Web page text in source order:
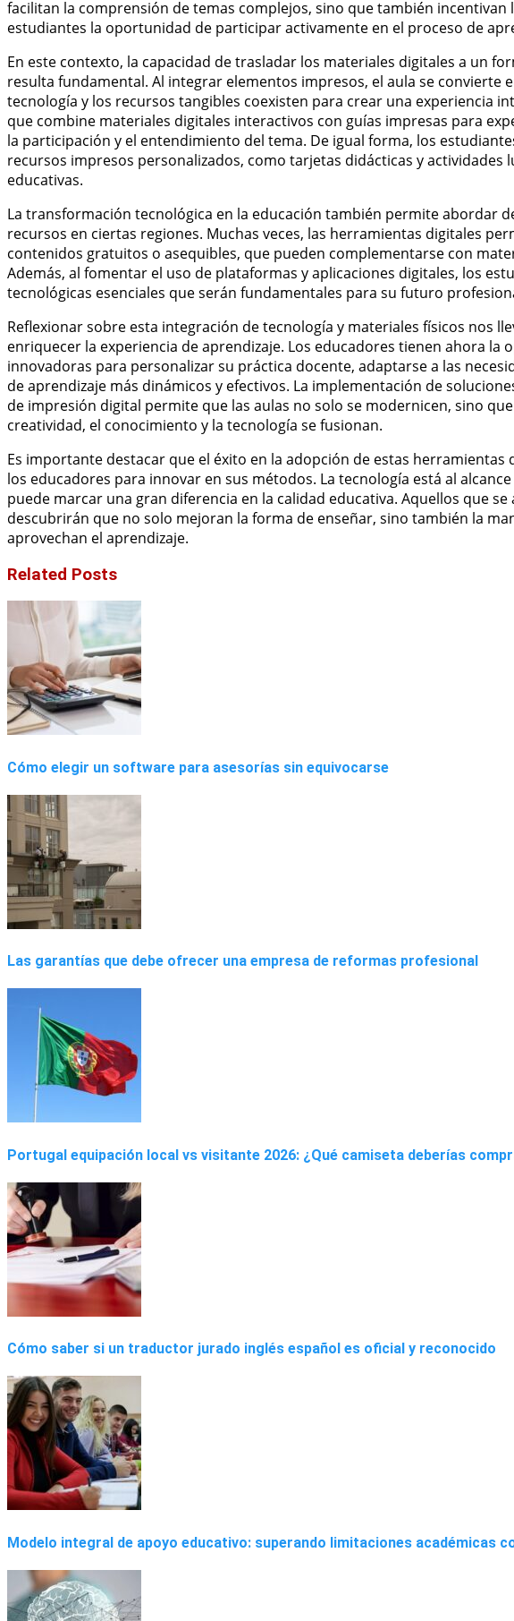
facilitan la comprensión de temas complejos, sino que también incentivan
estudiantes la oportunidad de participar activamente en el proceso de
En este contexto, la capacidad de trasladar los materiales digitales a un
resulta fundamental. Al integrar elementos impresos, el aula se convierte
tecnología y los recursos tangibles coexisten para crear una experiencia
que combine materiales digitales interactivos con guías impresas para
la participación y el entendimiento del tema. De igual forma, los
recursos impresos personalizados, como tarjetas didácticas y actividades
educativas.
La transformación tecnológica en la educación también permite abordar
recursos en ciertas regiones. Muchas veces, las herramientas digitales
contenidos gratuitos o asequibles, que pueden complementarse con
Además, al fomentar el uso de plataformas y aplicaciones digitales, los
tecnológicas esenciales que serán fundamentales para su futuro
Reflexionar sobre esta integración de tecnología y materiales físicos nos
enriquecer la experiencia de aprendizaje. Los educadores tienen ahora
innovadoras para personalizar su práctica docente, adaptarse a las
de aprendizaje más dinámicos y efectivos. La implementación de
de impresión digital permite que las aulas no solo se modernicen, sino
creatividad, el conocimiento y la tecnología se fusionan.
Es importante destacar que el éxito en la adopción de estas
los educadores para innovar en sus métodos. La tecnología está al
puede marcar una gran diferencia en la calidad educativa. Aquellos que
descubrirán que no solo mejoran la forma de enseñar, sino también la
aprovechan el aprendizaje.
Related Posts
Cómo elegir un software para asesorías sin equivocarse
Las garantías que debe ofrecer una empresa de reformas profesional
Portugal equipación local vs visitante 2026: ¿Qué camiseta deberías
Cómo saber si un traductor jurado inglés español es oficial y reconocido
Modelo integral de apoyo educativo: superando limitaciones académicas